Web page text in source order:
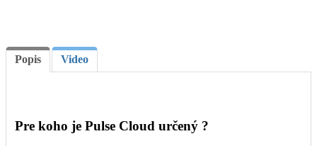
Popis Video
Pre koho je Pulse Cloud určený ?